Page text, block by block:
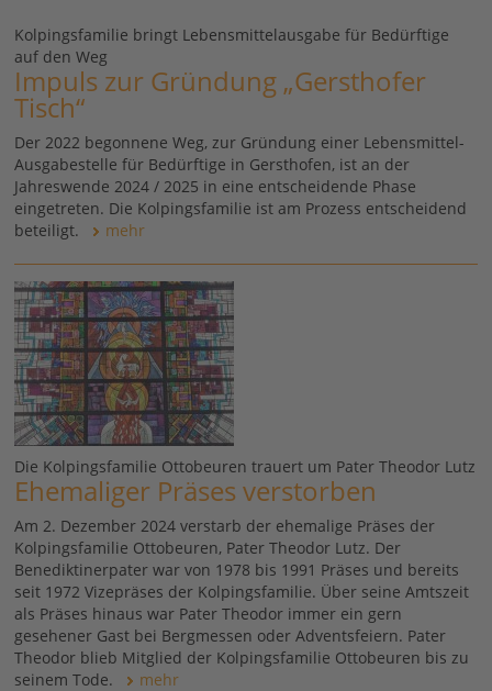
Kolpingsfamilie bringt Lebensmittelausgabe für Bedürftige
auf den Weg
Impuls zur Gründung „Gersthofer
Tisch“
Der 2022 begonnene Weg, zur Gründung einer Lebensmittel-
Ausgabestelle für Bedürftige in Gersthofen, ist an der
Jahreswende 2024 / 2025 in eine entscheidende Phase
eingetreten. Die Kolpingsfamilie ist am Prozess entscheidend
beteiligt.
mehr
Die Kolpingsfamilie Ottobeuren trauert um Pater Theodor Lutz
Ehemaliger Präses verstorben
Am 2. Dezember 2024 verstarb der ehemalige Präses der
Kolpingsfamilie Ottobeuren, Pater Theodor Lutz. Der
Benediktinerpater war von 1978 bis 1991 Präses und bereits
seit 1972 Vizepräses der Kolpingsfamilie. Über seine Amtszeit
als Präses hinaus war Pater Theodor immer ein gern
gesehener Gast bei Bergmessen oder Adventsfeiern. Pater
Theodor blieb Mitglied der Kolpingsfamilie Ottobeuren bis zu
seinem Tode.
mehr